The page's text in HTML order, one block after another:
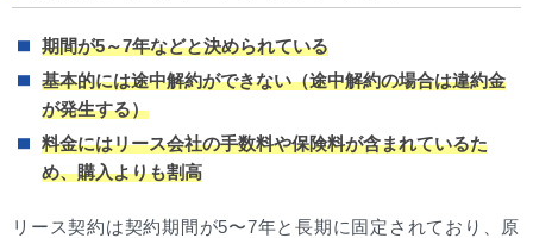
期間が5～7年などと決められている
基本的には途中解約ができない（途中解約の場合は違約金
が発生する）
料金にはリース会社の手数料や保険料が含まれているた
め、購入よりも割高
リース契約は契約期間が5〜7年と長期に固定されており、原